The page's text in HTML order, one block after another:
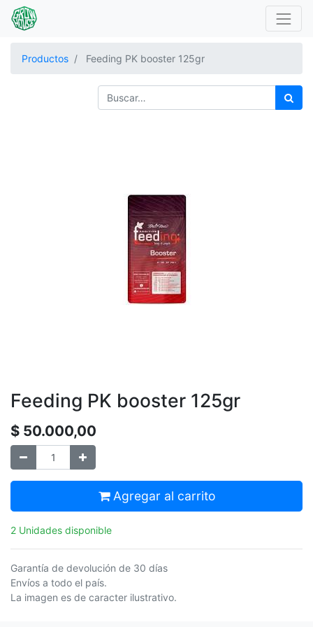
Productos Feeding PK booster 125gr
Feeding PK booster 125gr
$ 50.000,00
Agregar al carrito
2 Unidades disponible
Garantía de devolución de 30 días
Envíos a todo el país.
La imagen es de caracter ilustrativo.